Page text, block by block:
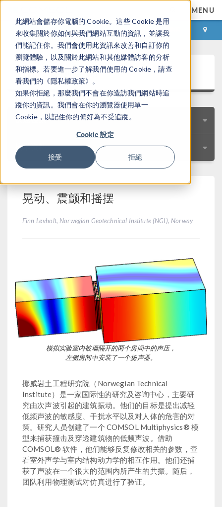
此網站會儲存你電腦的 Cookie。這些 Cookie 是用
來收集關於你如何與我們網站互動的資訊，並讓我
們能記住你。我們會使用此資訊來改善和自訂你的
瀏覽體驗，以及關於此網站和其他媒體訪客的分析
和指標。若要進一步了解我們使用的 Cookie，請查
看我們的《隱私權政策》。
如果你拒絕，那麼我們不會在你造訪我們網站時追
蹤你的資訊。我們會在你的瀏覽器使用單一
Cookie，以記住你的偏好為不受追蹤。
Cookie 設定
接受 拒絕
MENU
登录 咨询与购买
用户案例集锦
快速搜索
技术资料
晃动、震颤和摇摆
Finn Løvholt, Norwegian Geotechnical Institute (NGI), Norway
挪威岩土工程研究院（Norwegian Technical
Institute）是一家国际性的研究及咨询中心，主要研
究由次声波引起的建筑振动。他们的目标是提出减轻
低频声波的敏感度、干扰水平以及对人体的危害的对
策。研究人员创建了一个 COMSOL Multiphysics® 模
型来捕获撞击及穿透建筑物的低频声波。借助
COMSOL® 软件，他们能够反复修改相关的参数，查
看室外声学与室内结构动力学的相互作用。他们还捕
获了声波在一个很大的范围内所产生的共振。随后，
团队利用物理测试对仿真进行了验证。
模拟实验室内被墙隔开的两个房间中的声压，
左侧房间中安装了一个扬声器。